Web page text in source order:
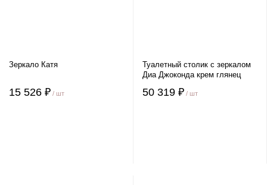
Зеркало Катя
15 526 ₽ / шт
Туалетный столик с зеркалом
Диа Джоконда крем глянец
50 319 ₽ / шт